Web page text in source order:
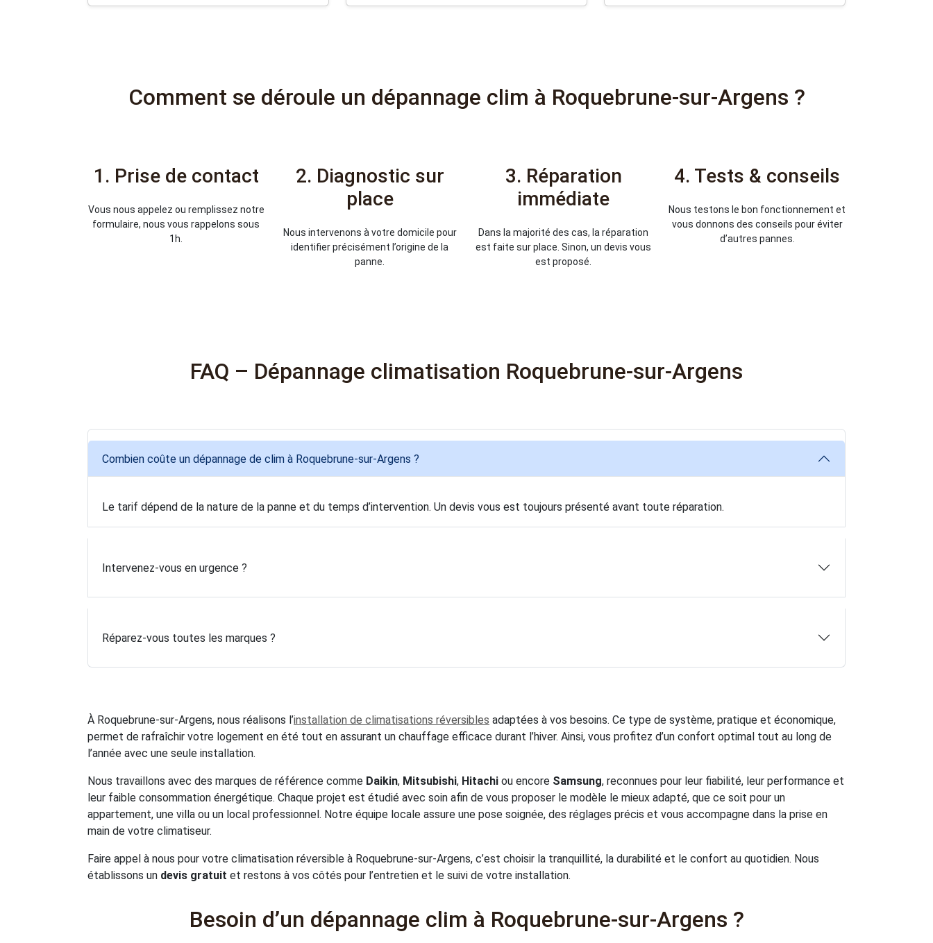
Comment se déroule un dépannage clim à Roquebrune-sur-Argens ?
1. Prise de contact
Vous nous appelez ou remplissez notre
formulaire, nous vous rappelons sous
1h.
2. Diagnostic sur
place
Nous intervenons à votre domicile pour
identifier précisément l’origine de la
panne.
3. Réparation
immédiate
Dans la majorité des cas, la réparation
est faite sur place. Sinon, un devis vous
est proposé.
4. Tests & conseils
Nous testons le bon fonctionnement et
vous donnons des conseils pour éviter
d’autres pannes.
FAQ – Dépannage climatisation Roquebrune-sur-Argens
Combien coûte un dépannage de clim à Roquebrune-sur-Argens ?
Le tarif dépend de la nature de la panne et du temps d’intervention. Un devis vous est toujours présenté avant toute réparation.
Intervenez-vous en urgence ?
Réparez-vous toutes les marques ?
À Roquebrune-sur-Argens, nous réalisons l’installation de climatisations réversibles adaptées à vos besoins. Ce type de système, pratique et économique,
permet de rafraîchir votre logement en été tout en assurant un chauffage efficace durant l’hiver. Ainsi, vous profitez d’un confort optimal tout au long de
l’année avec une seule installation.
Nous travaillons avec des marques de référence comme Daikin, Mitsubishi, Hitachi ou encore Samsung, reconnues pour leur fiabilité, leur performance et
leur faible consommation énergétique. Chaque projet est étudié avec soin afin de vous proposer le modèle le mieux adapté, que ce soit pour un
appartement, une villa ou un local professionnel. Notre équipe locale assure une pose soignée, des réglages précis et vous accompagne dans la prise en
main de votre climatiseur.
Faire appel à nous pour votre climatisation réversible à Roquebrune-sur-Argens, c’est choisir la tranquillité, la durabilité et le confort au quotidien. Nous
établissons un devis gratuit et restons à vos côtés pour l’entretien et le suivi de votre installation.
Besoin d’un dépannage clim à Roquebrune-sur-Argens ?